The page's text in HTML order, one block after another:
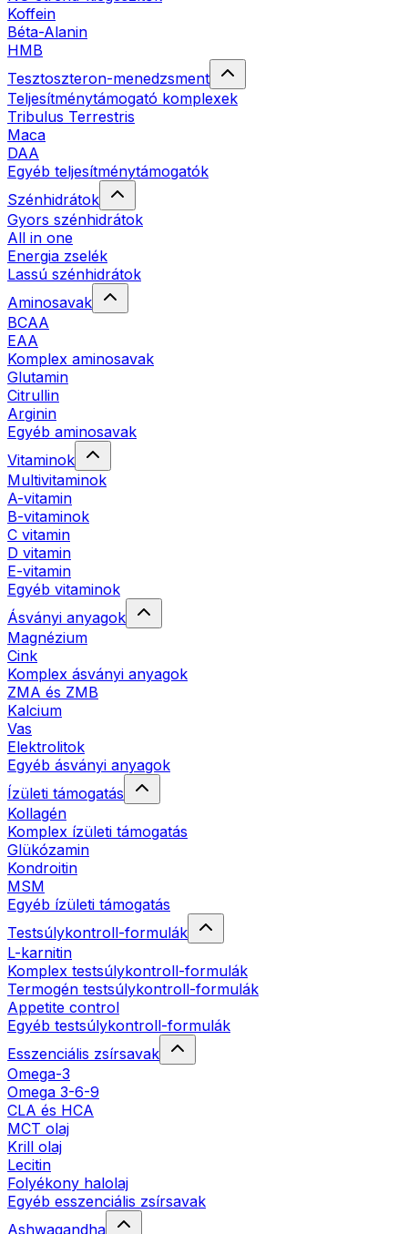
Koffein
Béta-Alanin
HMB
Tesztoszteron-menedzsment
Teljesítménytámogató komplexek
Tribulus Terrestris
Maca
DAA
Egyéb teljesítménytámogatók
Szénhidrátok
Gyors szénhidrátok
All in one
Energia zselék
Lassú szénhidrátok
Aminosavak
BCAA
EAA
Komplex aminosavak
Glutamin
Citrullin
Arginin
Egyéb aminosavak
Vitaminok
Multivitaminok
A-vitamin
B-vitaminok
C vitamin
D vitamin
E-vitamin
Egyéb vitaminok
Ásványi anyagok
Magnézium
Cink
Komplex ásványi anyagok
ZMA és ZMB
Kalcium
Vas
Elektrolitok
Egyéb ásványi anyagok
Ízületi támogatás
Kollagén
Komplex ízületi támogatás
Glükózamin
Kondroitin
MSM
Egyéb ízületi támogatás
Testsúlykontroll-formulák
L-karnitin
Komplex testsúlykontroll-formulák
Termogén testsúlykontroll-formulák
Appetite control
Egyéb testsúlykontroll-formulák
Esszenciális zsírsavak
Omega-3
Omega 3-6-9
CLA és HCA
MCT olaj
Krill olaj
Lecitin
Folyékony halolaj
Egyéb esszenciális zsírsavak
Ashwagandha